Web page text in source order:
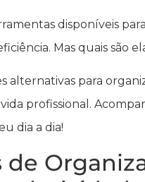
disponíveis
Mas quais são
alternativas para
profissional.
dia a dia!